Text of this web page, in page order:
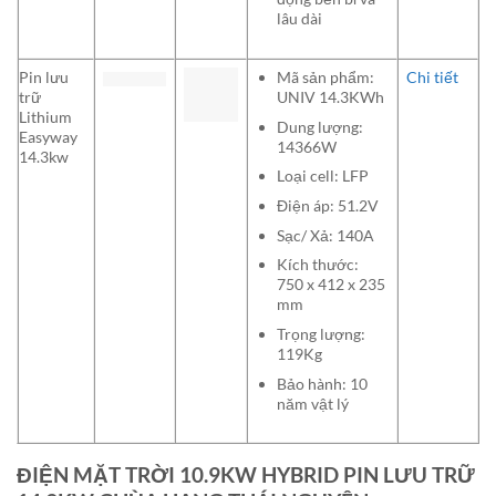
lâu dài
Pin lưu
trữ
Lithium
Easyway
14.3kw
Mã sản phẩm:
UNIV 14.3KWh
Dung lượng:
14366W
Loại cell: LFP
Điện áp: 51.2V
Sạc/ Xả: 140A
Kích thước:
750 x 412 x 235
mm
Trọng lượng:
119Kg
Bảo hành: 10
năm vật lý
Chi tiết
ĐIỆN MẶT TRỜI 10.9KW HYBRID PIN LƯU TRỮ